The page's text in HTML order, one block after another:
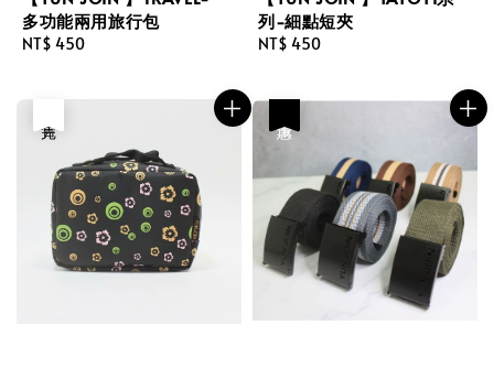
多功能兩用旅行包
Regular
NT$ 450
列-細點短夾
Regular
NT$ 450